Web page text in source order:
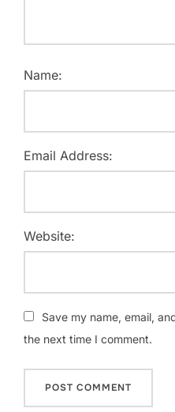
Name:
Email Address:
Website:
Save my name, email,
the next time I comment.